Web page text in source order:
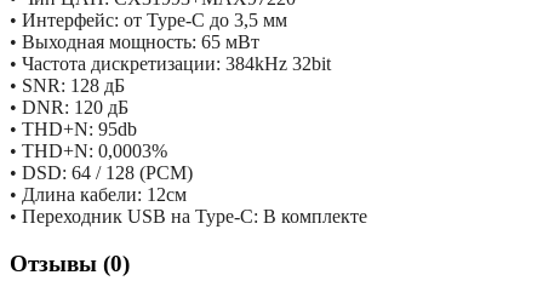
• Интерфейс: от Type-C до 3,5 мм
• Выходная мощность: 65 мВт
• Частота дискретизации: 384kHz 32bit
• SNR: 128 дБ
• DNR: 120 дБ
• THD+N: 95db
• THD+N: 0,0003%
• DSD: 64 / 128 (PCM)
• Длина кабели: 12см
• Переходник USB на Type-C: В комплекте
Отзывы (0)